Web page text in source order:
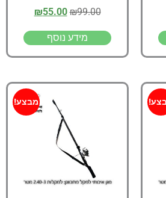
₪99.00
₪55.00
מידע נוסף
מבצע!